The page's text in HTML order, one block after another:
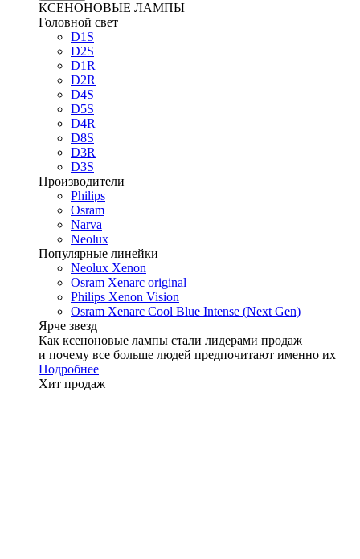
КСЕНОНОВЫЕ ЛАМПЫ
Головной свет
D1S
D2S
D1R
D2R
D4S
D5S
D4R
D8S
D3R
D3S
Производители
Philips
Osram
Narva
Neolux
Популярные линейки
Neolux Xenon
Osram Xenarc original
Philips Xenon Vision
Osram Xenarc Cool Blue Intense (Next Gen)
Ярче звезд
Как ксеноновые лампы стали лидерами продаж
и почему все больше людей предпочитают именно их
Подробнее
Хит продаж